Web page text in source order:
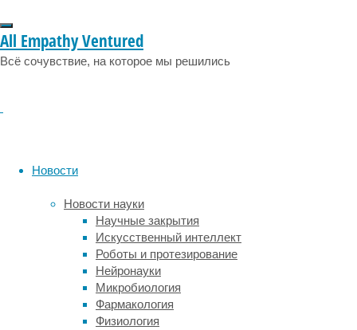
All Empathy Ventured
Всё сочувствие, на которое мы решились
Новости
Новости науки
Научные закрытия
Искусственный интеллект
Роботы и протезирование
Нейронауки
Микробиология
Фармакология
Физиология
между
возрастом
BAG).
у
человека
паспортный
возраст
—
50
лет,